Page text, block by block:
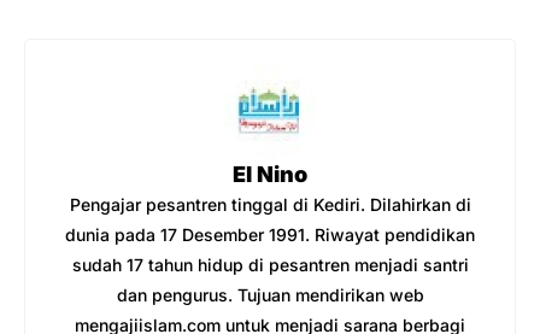
El Nino
Pengajar pesantren tinggal di Kediri. Dilahirkan di
dunia pada 17 Desember 1991. Riwayat pendidikan
sudah 17 tahun hidup di pesantren menjadi santri
dan pengurus. Tujuan mendirikan web
mengajiislam.com untuk menjadi sarana berbagi